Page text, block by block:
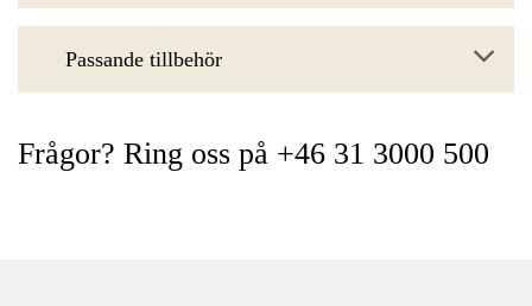
Passande tillbehör
Frågor? Ring oss på +46 31 3000 500